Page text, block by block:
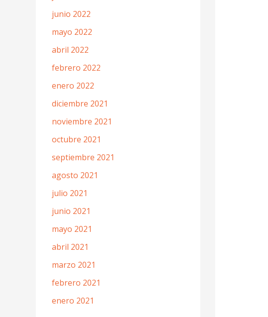
junio 2022
mayo 2022
abril 2022
febrero 2022
enero 2022
diciembre 2021
noviembre 2021
octubre 2021
septiembre 2021
agosto 2021
julio 2021
junio 2021
mayo 2021
abril 2021
marzo 2021
febrero 2021
enero 2021